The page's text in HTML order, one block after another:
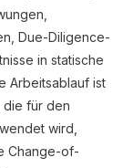
Due-Diligence-
in statische
Arbeitsablauf ist
die für den
wird,
Change-of-